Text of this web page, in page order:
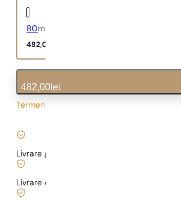
80ml
482,00
482,00 lei
Termen de livrare prelungit
Livrare gratuită de la
Livrare de la